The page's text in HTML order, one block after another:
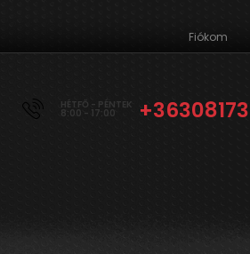
Fiókom
HÉTFŐ - PÉNTEK
8:00 - 17:00